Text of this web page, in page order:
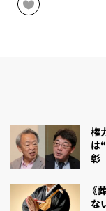
権
は
彰
《
な